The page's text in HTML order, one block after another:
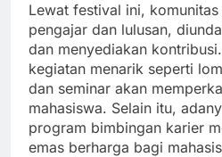
Lewat festival ini,
pengajar dan lulusan,
dan menyediakan
kegiatan menarik seperti
dan seminar akan
mahasiswa. Selain itu,
program bimbingan karier
emas berharga bagi